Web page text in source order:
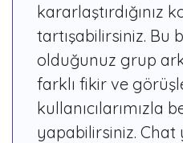
kararlaştırdığınız
tartışabilirsiniz. Bu
olduğunuz grup
farklı fikir ve
kullanıcılarımızla
yapabilirsiniz.